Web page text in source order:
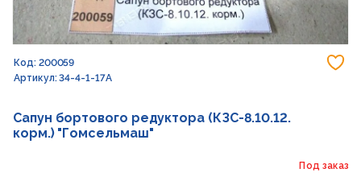
Код: 200059
Артикул: 34-4-1-17А
Сапун бортового редуктора (КЗС-8.10.12.
корм.) "Гомсельмаш"
Под заказ